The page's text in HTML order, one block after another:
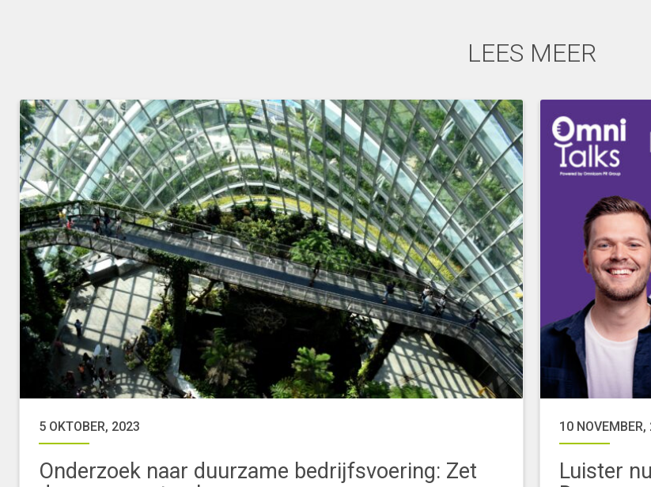
LEES MEER
5 OKTOBER, 2023
Onderzoek naar duurzame bedrijfsvoering: Zet
10 NOVEMBER,
Luister